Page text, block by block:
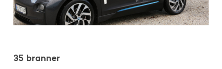
35 branner